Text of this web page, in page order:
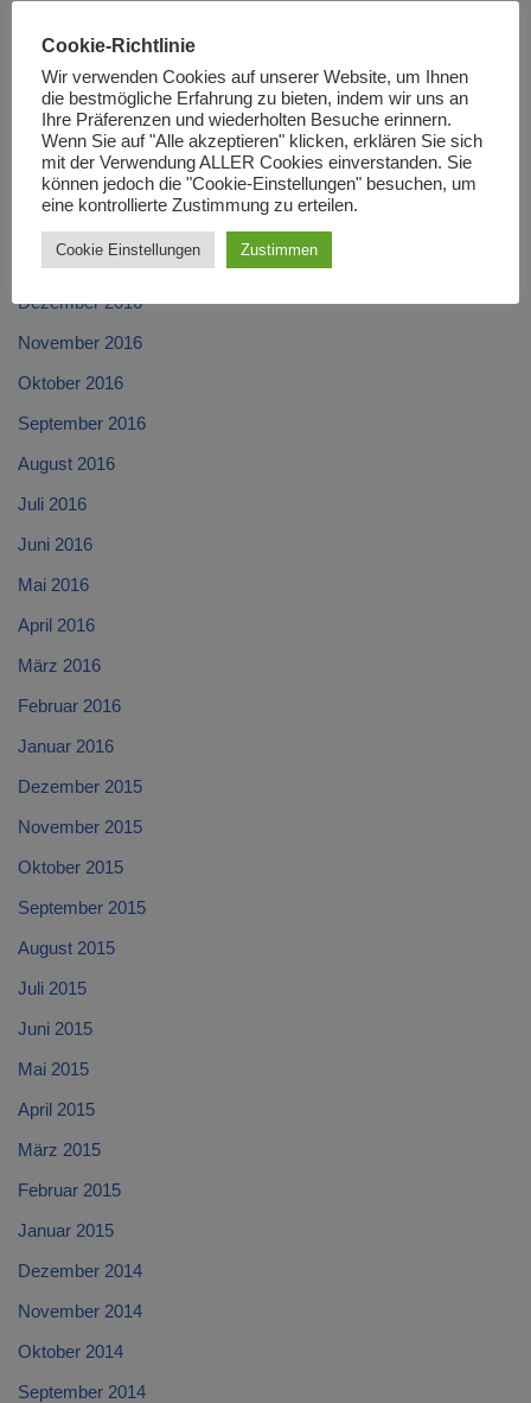
Mai 2017
April 2017
März 2017
Januar 2017
Dezember 2016
November 2016
Oktober 2016
September 2016
August 2016
Juli 2016
Juni 2016
Mai 2016
April 2016
März 2016
Februar 2016
Januar 2016
Dezember 2015
November 2015
Oktober 2015
September 2015
August 2015
Juli 2015
Juni 2015
Mai 2015
April 2015
März 2015
Februar 2015
Januar 2015
Dezember 2014
November 2014
Oktober 2014
September 2014
Cookie-Richtlinie
Wir verwenden Cookies auf unserer Website, um Ihnen
die bestmögliche Erfahrung zu bieten, indem wir uns an
Ihre Präferenzen und wiederholten Besuche erinnern.
Wenn Sie auf "Alle akzeptieren" klicken, erklären Sie sich
mit der Verwendung ALLER Cookies einverstanden. Sie
können jedoch die "Cookie-Einstellungen" besuchen, um
eine kontrollierte Zustimmung zu erteilen.
Cookie Einstellungen Zustimmen